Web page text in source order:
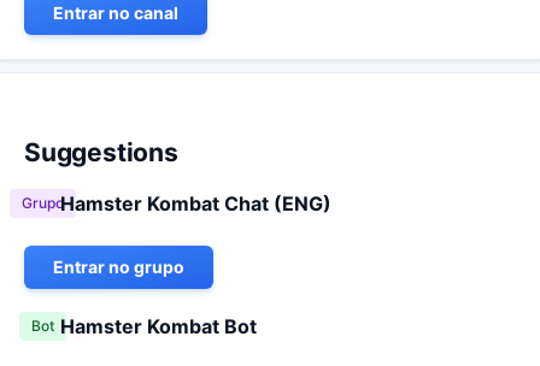
Entrar no canal
Suggestions
GrupoHamster Kombat Chat (ENG)
Entrar no grupo
Bot Hamster Kombat Bot